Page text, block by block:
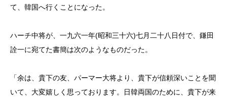
て、韓国へ行くことになった。
ハーチ中将が、一九六一年(昭和三十六)七月二十八日付で、鎌田
詮一に宛てた書簡は次のようなものだった。
「余は、貴下の友、パーマー大将より、貴下が信頼深いことを聞
いて、大変嬉しく思っております。日韓両国のために、貴下が来